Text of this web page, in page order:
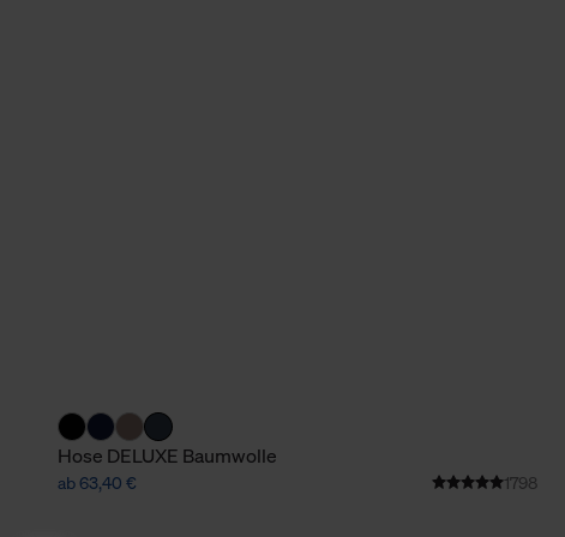
Hose DELUXE Baumwolle
ab 63,40 € 1798